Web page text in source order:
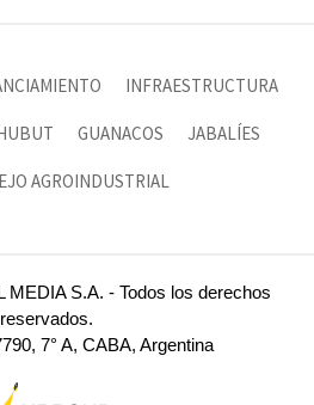
INFRAESTRUCTURA
GUANACOS JABALÍES
AGROINDUSTRIAL
MEDIA S.A. - Todos los derechos
reservados.
7° A, CABA, Argentina